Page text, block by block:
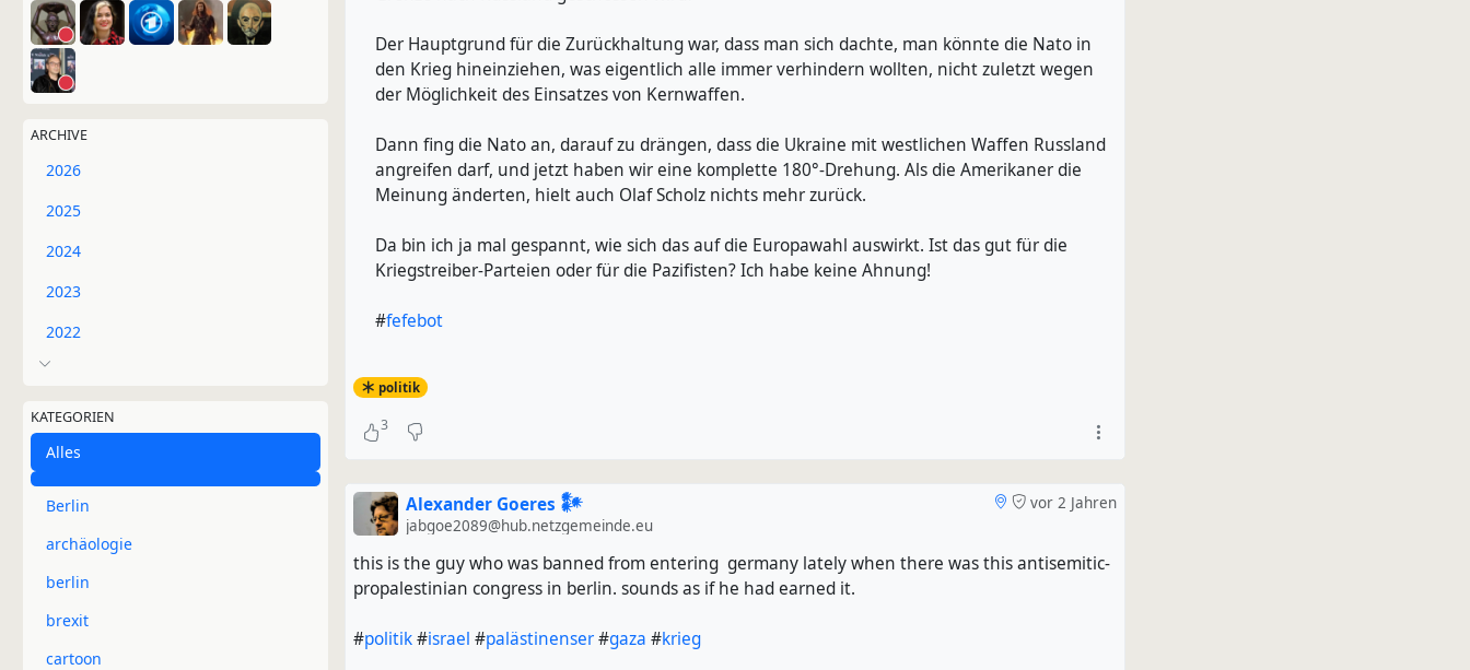
ARCHIVE
2026
2025
2024
2023
2022
KATEGORIEN
Alles
Berlin
archäologie
berlin
brexit
cartoon
Der Hauptgrund für die Zurückhaltung war, dass man sich dachte, man könnte die Nato in
den Krieg hineinziehen, was eigentlich alle immer verhindern wollten, nicht zuletzt wegen
der Möglichkeit des Einsatzes von Kernwaffen.
Dann fing die Nato an, darauf zu drängen, dass die Ukraine mit westlichen Waffen Russland
angreifen darf, und jetzt haben wir eine komplette 180°-Drehung. Als die Amerikaner die
Meinung änderten, hielt auch Olaf Scholz nichts mehr zurück.
Da bin ich ja mal gespannt, wie sich das auf die Europawahl auswirkt. Ist das gut für die
Kriegstreiber-Parteien oder für die Pazifisten? Ich habe keine Ahnung!
#fefebot
politik
3
vor 2 Jahren
Alexander Goeres 𒀯
jabgoe2089@hub.netzgemeinde.eu
this is the guy who was banned from entering germany lately when there was this antisemitic-
propalestinian congress in berlin. sounds as if he had earned it.
#politik#israel #palästinenser#gaza #krieg